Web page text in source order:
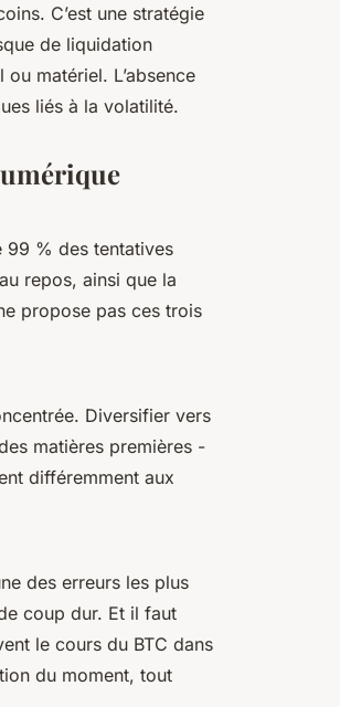
C’est une stratégie
de liquidation
matériel. L’absence
liés à la volatilité.
99 % des tentatives
repos, ainsi que la
propose pas ces trois
Diversifier vers
matières premières -
différemment aux
des erreurs les plus
coup dur. Et il faut
le cours du BTC dans
du moment, tout